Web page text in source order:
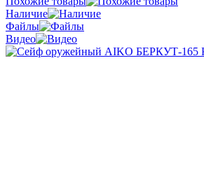
Наличие
Файлы
Видео